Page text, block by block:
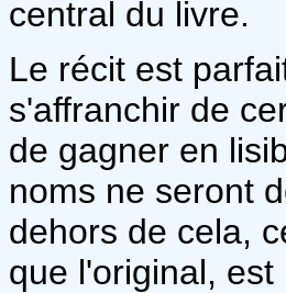
central du livre.
Le récit est
s'affranchir de
de gagner en
noms ne seront
dehors de cela,
que l'original,